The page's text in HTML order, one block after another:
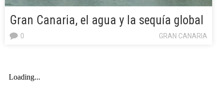
Gran Canaria, el agua y la sequía global
GRAN CANARIA
0